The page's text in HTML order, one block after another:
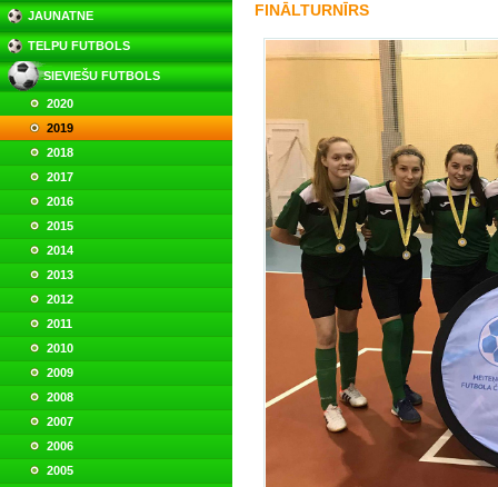
JAUNATNE
TELPU FUTBOLS
SIEVIEŠU FUTBOLS
2020
2019
2018
2017
2016
2015
2014
2013
2012
2011
2010
2009
2008
2007
2006
2005
FINĀLTURNĪRS